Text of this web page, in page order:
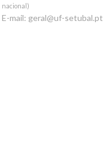
nacional)
E-mail: geral@uf-setubal.pt